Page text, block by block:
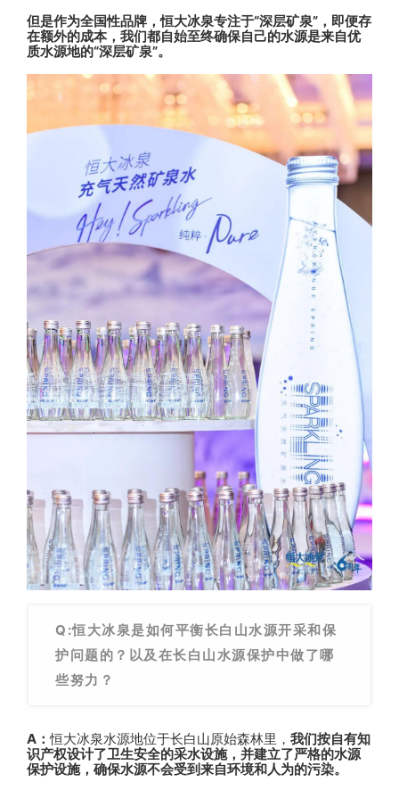
但是作为全国性品牌，恒大冰泉专注于“深层矿泉”，即便存
在额外的成本，我们都自始至终确保自己的水源是来自优
质水源地的“深层矿泉”。
Q:恒大冰泉是如何平衡长白山水源开采和保
护问题的？以及在长白山水源保护中做了哪
些努力？
A：恒大冰泉水源地位于长白山原始森林里，我们按自有知
识产权设计了卫生安全的采水设施，并建立了严格的水源
保护设施，确保水源不会受到来自环境和人为的污染。